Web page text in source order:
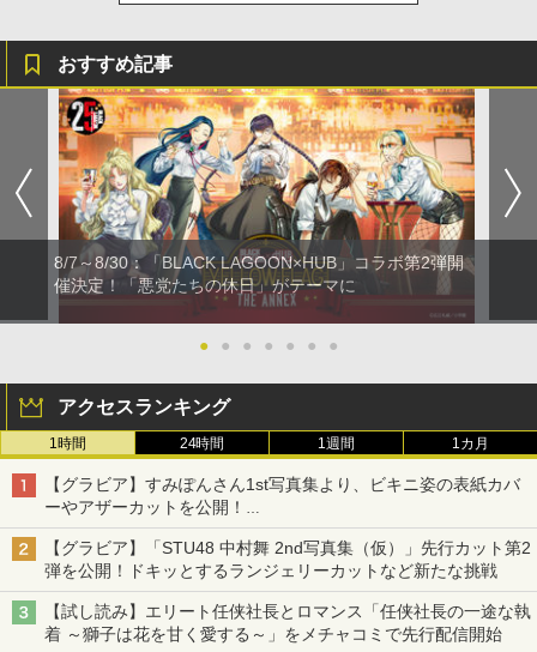
おすすめ記事
8/7～8/30：「BLACK LAGOON×HUB」コラボ第2弾開
催決定！「悪党たちの休日」がテーマに
● ● ● ● ● ● ●
アクセスランキング
1時間 24時間 1週間 1カ月
【グラビア】すみぽんさん1st写真集より、ビキニ姿の表紙カバ
ーやアザーカットを公開！
タイトルは「offcourt（オフコート）」に決定
【グラビア】「STU48 中村舞 2nd写真集（仮）」先行カット第2
弾を公開！ドキッとするランジェリーカットなど新たな挑戦
【試し読み】エリート任侠社長とロマンス「任侠社長の一途な執
着 ～獅子は花を甘く愛する～」をメチャコミで先行配信開始